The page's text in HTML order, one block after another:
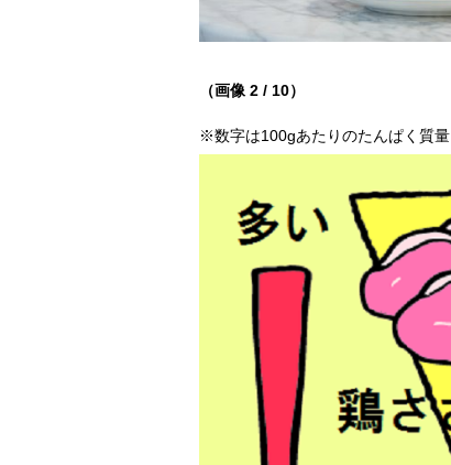
（画像 2 / 10）
※数字は100gあたりのたんぱく質量